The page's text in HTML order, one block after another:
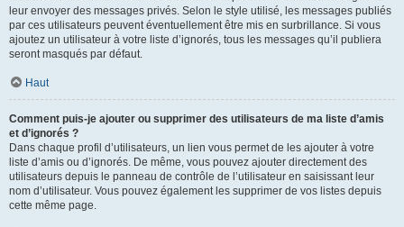
leur envoyer des messages privés. Selon le style utilisé, les messages publiés
par ces utilisateurs peuvent éventuellement être mis en surbrillance. Si vous
ajoutez un utilisateur à votre liste d’ignorés, tous les messages qu’il publiera
seront masqués par défaut.
Haut
Comment puis-je ajouter ou supprimer des utilisateurs de ma liste d’amis
et d’ignorés ?
Dans chaque profil d’utilisateurs, un lien vous permet de les ajouter à votre
liste d’amis ou d’ignorés. De même, vous pouvez ajouter directement des
utilisateurs depuis le panneau de contrôle de l’utilisateur en saisissant leur
nom d’utilisateur. Vous pouvez également les supprimer de vos listes depuis
cette même page.